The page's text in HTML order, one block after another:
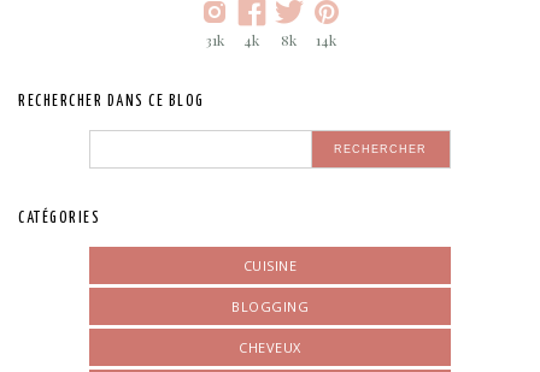
31k 4k 8k 14k
RECHERCHER DANS CE BLOG
CATÉGORIES
CUISINE
BLOGGING
CHEVEUX